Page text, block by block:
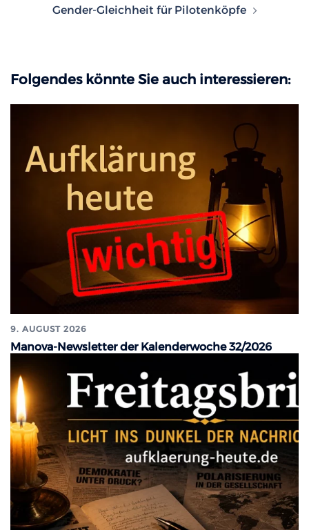
Gender-Gleichheit für Pilotenköpfe
Folgendes könnte Sie auch interessieren:
9. AUGUST 2026
Manova-Newsletter der Kalenderwoche 32/2026